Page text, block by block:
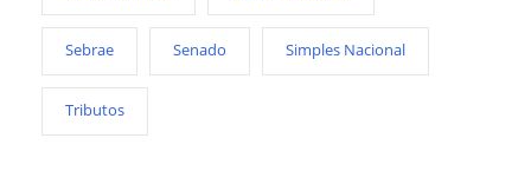
Sebrae Senado Simples Nacional
Tributos